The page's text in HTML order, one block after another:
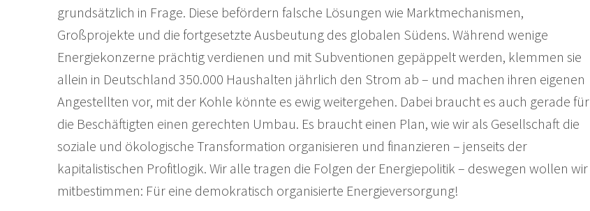
grundsätzlich in Frage. Diese befördern falsche Lösungen wie Marktmechanismen,
Großprojekte und die fortgesetzte Ausbeutung des globalen Südens. Während wenige
Energiekonzerne prächtig verdienen und mit Subventionen gepäppelt werden, klemmen sie
allein in Deutschland 350.000 Haushalten jährlich den Strom ab – und machen ihren eigenen
Angestellten vor, mit der Kohle könnte es ewig weitergehen. Dabei braucht es auch gerade für
die Beschäftigten einen gerechten Umbau. Es braucht einen Plan, wie wir als Gesellschaft die
soziale und ökologische Transformation organisieren und finanzieren – jenseits der
kapitalistischen Profitlogik. Wir alle tragen die Folgen der Energiepolitik – deswegen wollen wir
mitbestimmen: Für eine demokratisch organisierte Energieversorgung!